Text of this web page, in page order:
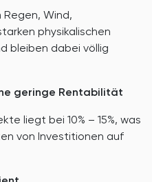
Wind,
physikalischen
bleiben dabei völlig
geringe Rentabilität
liegt bei 10% – 15%, was
von Investitionen auf